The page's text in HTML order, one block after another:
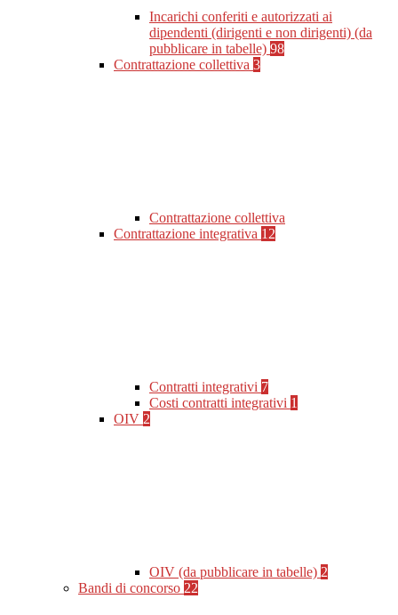
Incarichi conferiti e autorizzati ai
dipendenti (dirigenti e non dirigenti) (da
pubblicare in tabelle) 98
Contrattazione collettiva 3
Contrattazione collettiva
Contrattazione integrativa 12
Contratti integrativi 7
Costi contratti integrativi 1
OIV 2
OIV (da pubblicare in tabelle) 2
Bandi di concorso 22